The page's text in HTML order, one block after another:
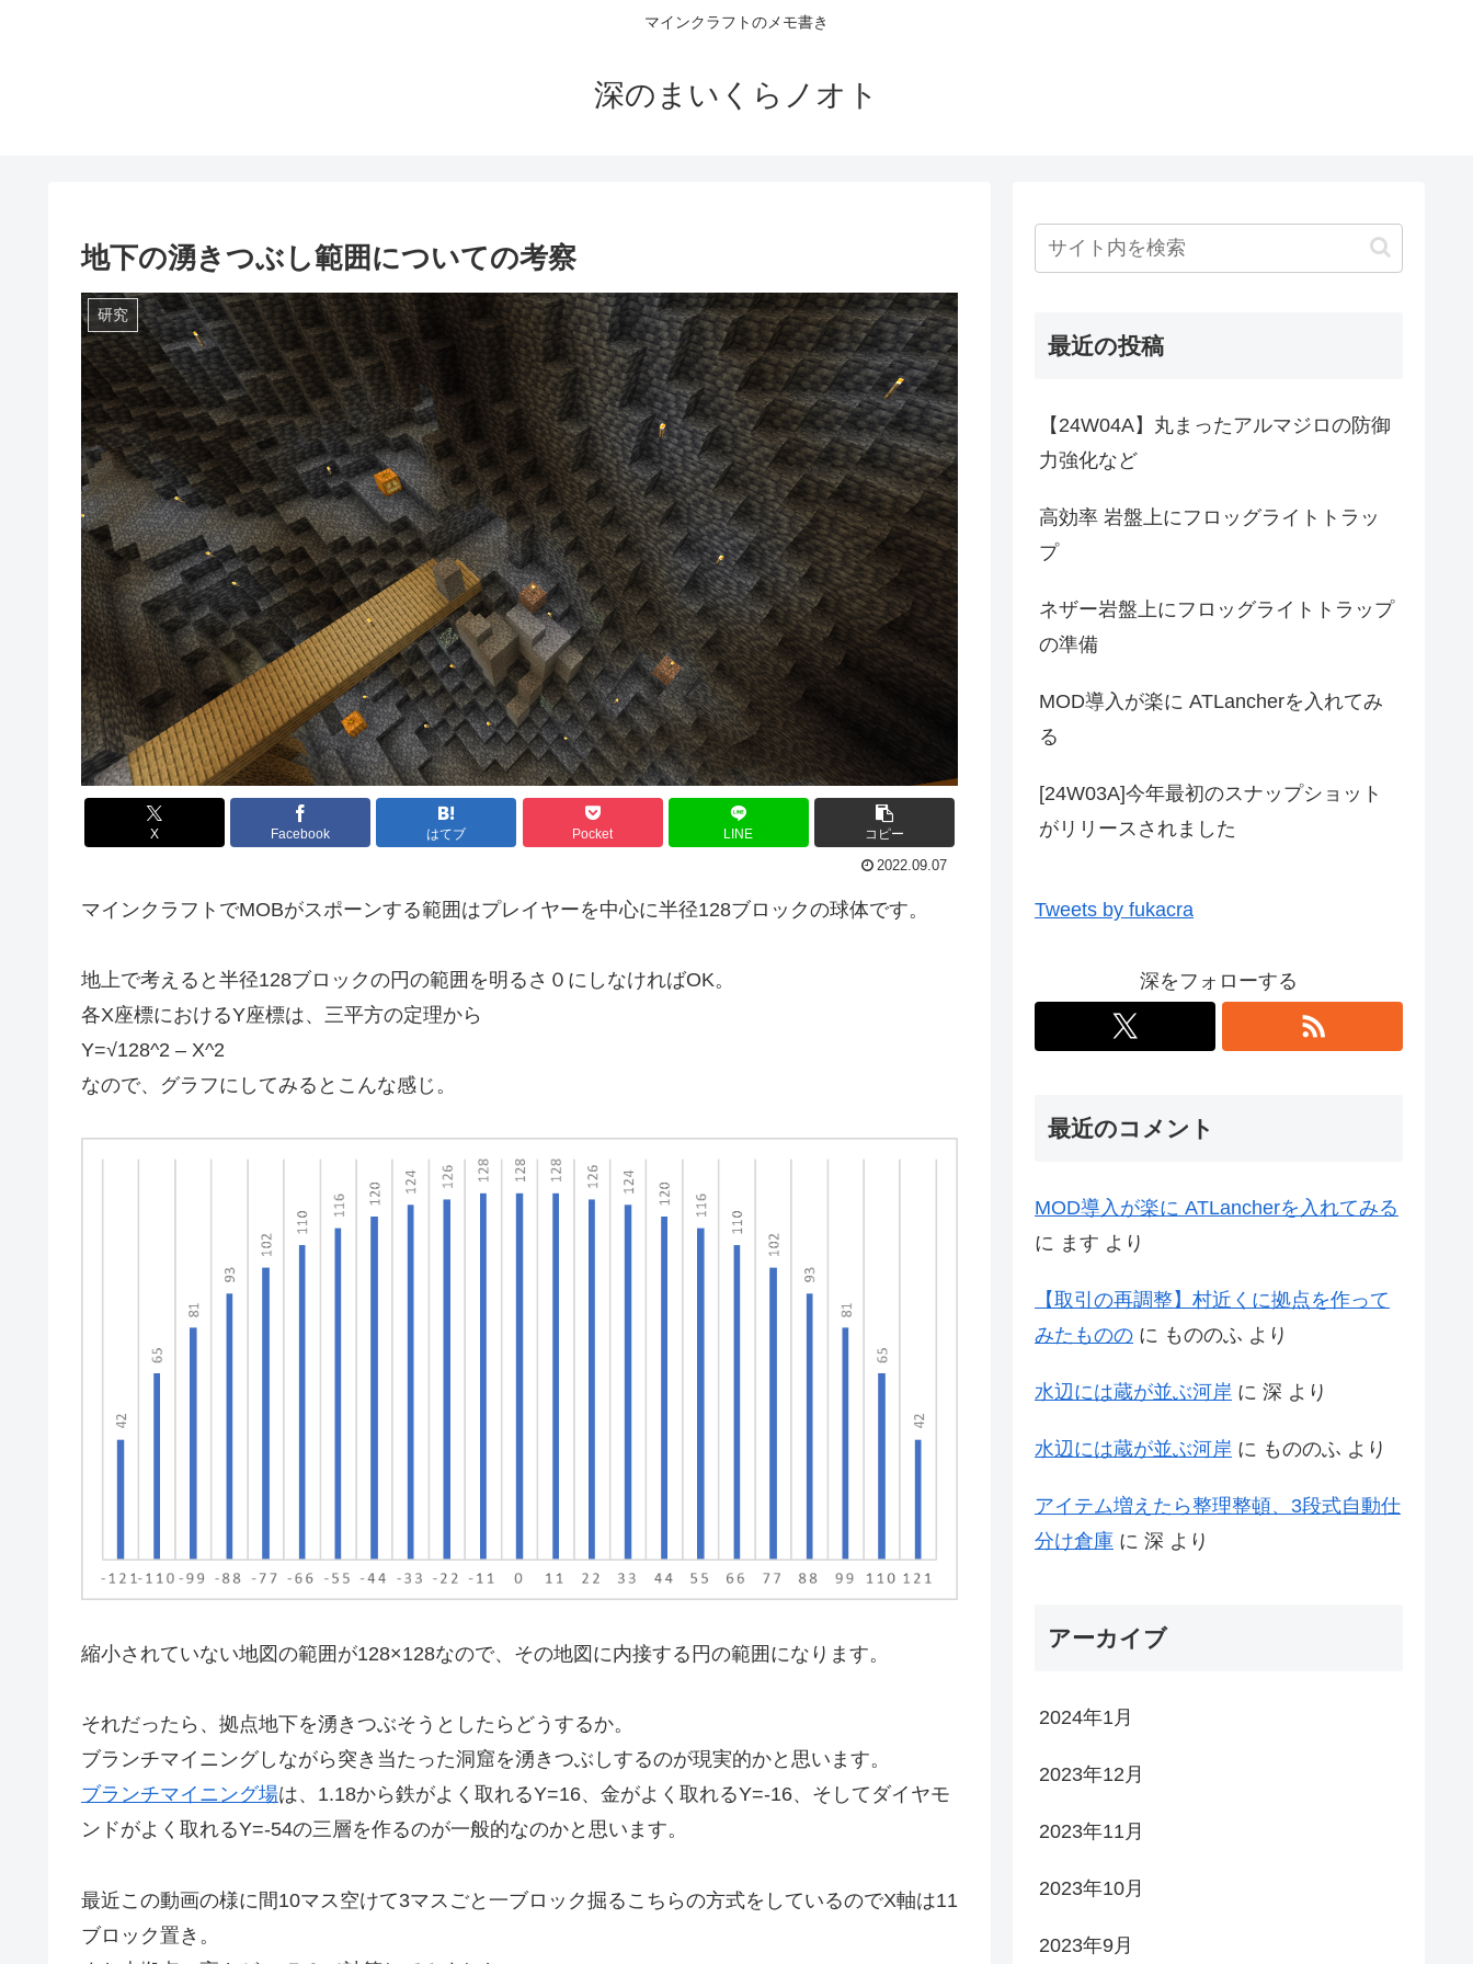
マインクラフトのメモ書き
深のまいくらノオト
地下の湧きつぶし範囲についての考察
研究
X Facebook はてブ Pocket LINE コピー
2022.09.07
マインクラフトでMOBがスポーンする範囲はプレイヤーを中心に半径128ブロックの球体です。
地上で考えると半径128ブロックの円の範囲を明るさ０にしなければOK。
各X座標におけるY座標は、三平方の定理から
Y=√128^2 – X^2
なので、グラフにしてみるとこんな感じ。
縮小されていない地図の範囲が128×128なので、その地図に内接する円の範囲になります。
それだったら、拠点地下を湧きつぶそうとしたらどうするか。
ブランチマイニングしながら突き当たった洞窟を湧きつぶしするのが現実的かと思います。
ブランチマイニング場は、1.18から鉄がよく取れるY=16、金がよく取れるY=-16、そしてダイヤモ
ンドがよく取れるY=-54の三層を作るのが一般的なのかと思います。
最近この動画の様に間10マス空けて3マスごと一ブロック掘るこちらの方式をしているのでX軸は11
ブロック置き。
最近の投稿
【24W04A】丸まったアルマジロの防御
力強化など
高効率 岩盤上にフロッグライトトラッ
プ
ネザー岩盤上にフロッグライトトラップ
の準備
MOD導入が楽に ATLancherを入れてみ
る
[24W03A]今年最初のスナップショット
がリリースされました
Tweets by fukacra
深をフォローする
最近のコメント
MOD導入が楽に ATLancherを入れてみる
に ます より
【取引の再調整】村近くに拠点を作って
みたものの に もののふ より
水辺には蔵が並ぶ河岸 に 深 より
水辺には蔵が並ぶ河岸 に もののふ より
アイテム増えたら整理整頓、3段式自動仕
分け倉庫 に 深 より
アーカイブ
2024年1月
2023年12月
2023年11月
2023年10月
2023年9月